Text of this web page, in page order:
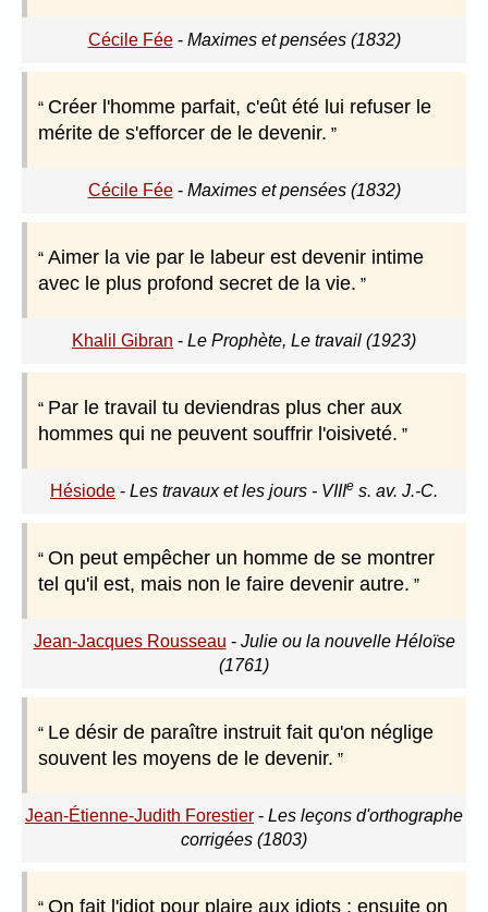
Cécile Fée- Maximes et pensées (1832)
Créer l'homme parfait, c'eût été lui refuser le
mérite de s'efforcer de le devenir.
Cécile Fée- Maximes et pensées (1832)
Aimer la vie par le labeur est devenir intime
avec le plus profond secret de la vie.
Khalil Gibran - Le Prophète, Le travail (1923)
Par le travail tu deviendras plus cher aux
hommes qui ne peuvent souffrir l'oisiveté.
Hésiode - Les travaux et les jours - VIIIe s. av. J.-C.
On peut empêcher un homme de se montrer
tel qu'il est, mais non le faire devenir autre.
Jean-Jacques Rousseau - Julie ou la nouvelle Héloïse
(1761)
Le désir de paraître instruit fait qu'on néglige
souvent les moyens de le devenir.
Jean-Étienne-Judith Forestier - Les leçons d'orthographe
corrigées (1803)
On fait l'idiot pour plaire aux idiots ; ensuite on